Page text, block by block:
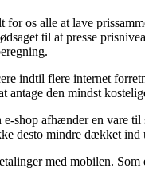
os alle at lave
til at presse
indtil flere internet
antage den mindst
shop afhænder en vare
desto mindre dækket ind
med mobilen.